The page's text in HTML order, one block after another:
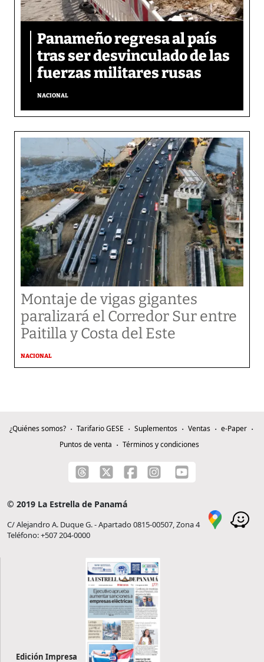
Panameño regresa al país
tras ser desvinculado de las
fuerzas militares rusas
NACIONAL
Montaje de vigas gigantes
paralizará el Corredor Sur entre
Paitilla y Costa del Este
NACIONAL
¿Quiénes somos? Tarifario GESE Suplementos Ventas
e-Paper
Puntos de venta
Términos y condiciones
© 2019 La Estrella de Panamá
C/ Alejandro A. Duque G. - Apartado 0815-00507, Zona 4
Teléfono: +507 204-0000
Edición Impresa